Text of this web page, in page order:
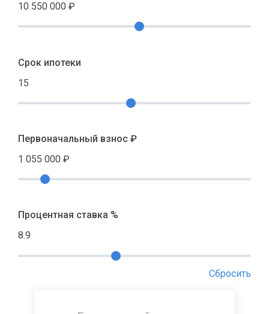
10 550 000 ₽
Срок ипотеки
15
Первоначальный взнос ₽
1 055 000 ₽
Процентная ставка %
8.9
Сбросить